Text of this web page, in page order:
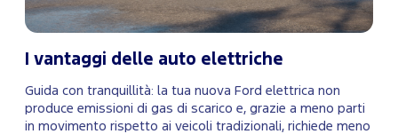
I vantaggi delle auto elettriche
Guida con tranquillità: la tua nuova Ford elettrica non
produce emissioni di gas di scarico e, grazie a meno parti
in movimento rispetto ai veicoli tradizionali, richiede meno